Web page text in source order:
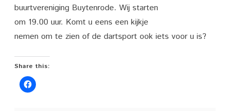
buurtvereniging Buytenrode. Wij starten
om 19.00 uur. Komt u eens een kijkje
nemen om te zien of de dartsport ook iets voor u is?
Share this: